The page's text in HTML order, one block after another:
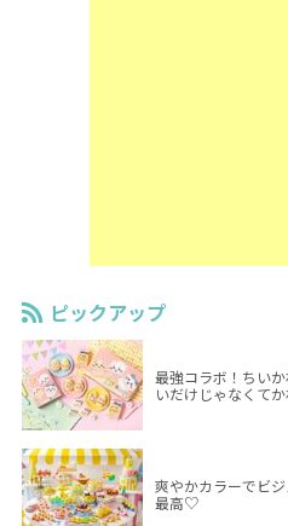
ピックアップ
最強コラボ！ちい
いだけじゃなくて
爽やかカラーでビ
最高♡